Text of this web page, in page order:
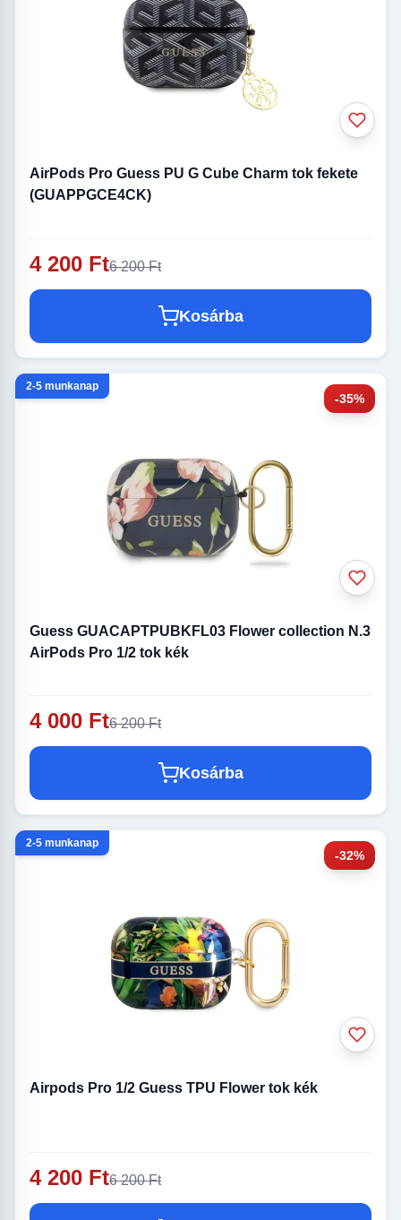
AirPods Pro Guess PU G Cube Charm tok fekete
(GUAPPGCE4CK)
4 200 Ft6 200 Ft
Kosárba
-35%
2-5 munkanap
Guess GUACAPTPUBKFL03 Flower collection N.3
AirPods Pro 1/2 tok kék
4 000 Ft6 200 Ft
Kosárba
-32%
2-5 munkanap
Airpods Pro 1/2 Guess TPU Flower tok kék
4 200 Ft6 200 Ft